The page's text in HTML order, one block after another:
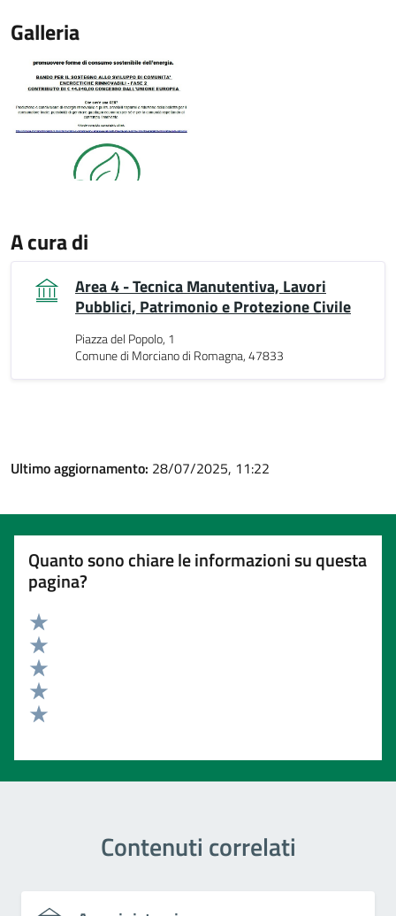
Galleria
A cura di
Area 4 - Tecnica Manutentiva, Lavori
Pubblici, Patrimonio e Protezione Civile
Piazza del Popolo, 1
Comune di Morciano di Romagna, 47833
Ultimo aggiornamento: 28/07/2025, 11:22
Quanto sono chiare le informazioni su questa
pagina?
Valuta 5 stelle su 5
Valuta 4 stelle su 5
Valuta 3 stelle su 5
Valuta 2 stelle su 5
Contenuti correlati